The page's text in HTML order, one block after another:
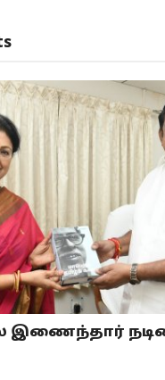
இணைந்தார்